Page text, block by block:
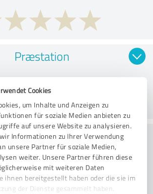
Cookies
um Inhalte und Anzeigen zu
für soziale Medien anbieten zu
auf unsere Website zu analysieren.
Informationen zu Ihrer Verwendung
unsere Partner für soziale Medien,
weiter. Unsere Partner führen diese
mit weiteren Daten
ihnen bereitgestellt haben oder die sie im
der Dienste gesammelt haben.
Præstation
Rådgivning